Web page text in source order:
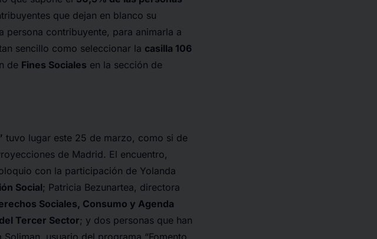
que dejan en blanco su
contribuyente, para animarla a
sencillo como seleccionar la casilla 106
de Fines Sociales en la sección de
tuvo lugar este 25 de marzo, como si de
de Madrid. El encuentro,
con la participación de Yolanda
Social; Patricia Bezunartea, directora
Sociales, Consumo y Agenda
Tercer Sector; y dos personas que han
Soliman, usuario del programa “Fomento